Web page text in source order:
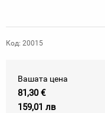
Код: 20015
Вашата цена
81,30 €
159,01 лв